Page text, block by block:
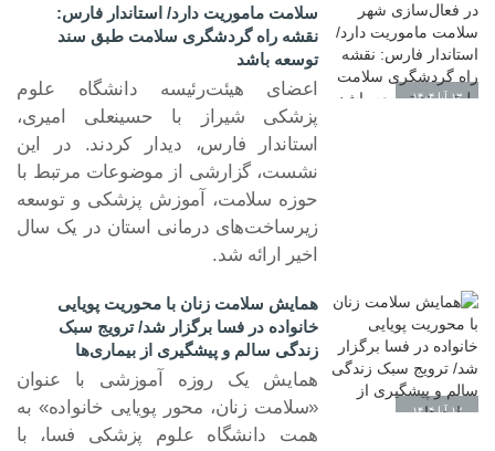
۱۳ آبا ۱۴۰۴
سلامت ماموریت دارد/ استاندار فارس:
نقشه راه گردشگری سلامت طبق سند
توسعه باشد
اعضای هیئت‌رئیسه دانشگاه علوم
پزشکی شیراز با حسینعلی امیری،
استاندار فارس، دیدار کردند. در این
نشست، گزارشی از موضوعات مرتبط با
حوزه سلامت، آموزش پزشکی و توسعه
زیرساخت‌های درمانی استان در یک سال
اخیر ارائه شد.
۱۲ آبا ۱۴۰۴
همایش سلامت زنان با محوریت پویایی
خانواده در فسا برگزار شد/ ترویج سبک
زندگی سالم و پیشگیری از بیماری‌ها
همایش یک‌ روزه آموزشی با عنوان
«سلامت زنان، محور پویایی خانواده» به
همت دانشگاه علوم پزشکی فسا، با